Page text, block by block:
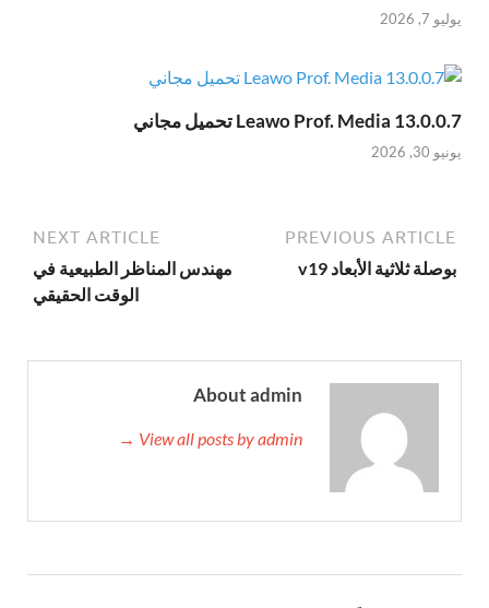
يوليو 7, 2026
Leawo Prof. Media 13.0.0.7 تحميل مجاني
يونيو 30, 2026
PREVIOUS ARTICLE
بوصلة ثلاثية الأبعاد v19
NEXT ARTICLE
مهندس المناظر الطبيعية في
الوقت الحقيقي
About admin
View all posts by admin →